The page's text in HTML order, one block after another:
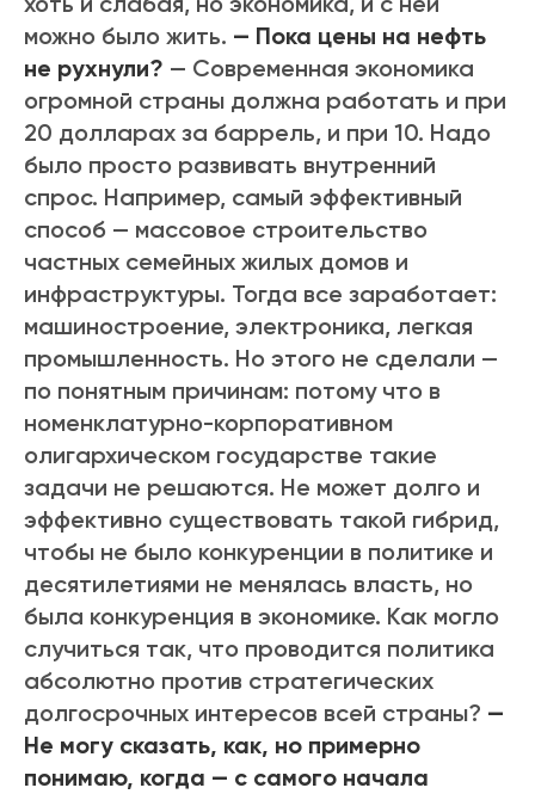
можно было жить. — Пока цены на нефть
не рухнули? — Современная экономика
огромной страны должна работать и при
20 долларах за баррель, и при 10. Надо
было просто развивать внутренний
спрос. Например, самый эффективный
способ — массовое строительство
частных семейных жилых домов и
инфраструктуры. Тогда все заработает:
машиностроение, электроника, легкая
промышленность. Но этого не сделали —
по понятным причинам: потому что в
номенклатурно-корпоративном
олигархическом государстве такие
задачи не решаются. Не может долго и
эффективно существовать такой гибрид,
чтобы не было конкуренции в политике и
десятилетиями не менялась власть, но
была конкуренция в экономике. Как могло
случиться так, что проводится политика
абсолютно против стратегических
долгосрочных интересов всей страны? —
Не могу сказать, как, но примерно
понимаю, когда — с самого начала